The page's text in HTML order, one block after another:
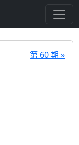
第 60 期 »